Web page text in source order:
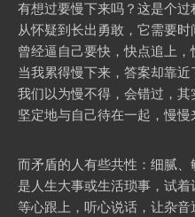
有想过要慢下来吗？这是个过
从怀疑到长出勇敢，它需要时
曾经逼自己要快，快点追上，
当我累得慢下来，答案却靠近
我们以为慢不得，会错过，其
坚定地与自己待在一起，慢慢
而矛盾的人有些共性：细腻、
是人生大事或生活琐事，试着
等心跟上，听心说话，让杂